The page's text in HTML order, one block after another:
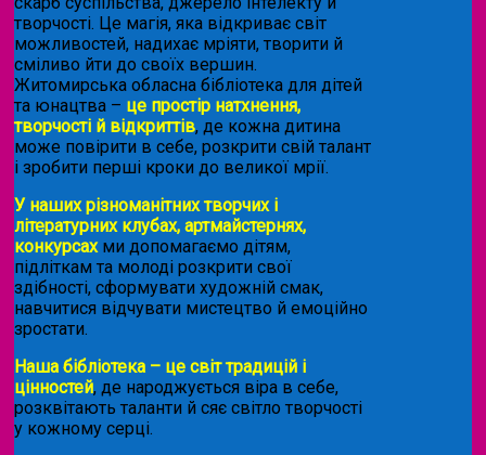
творчості. Це магія, яка відкриває світ
можливостей, надихає мріяти, творити й
сміливо йти до своїх вершин.
Житомирська обласна бібліотека для дітей
та юнацтва – це простір натхнення,
творчості й відкриттів, де кожна дитина
може повірити в себе, розкрити свій талант
і зробити перші кроки до великої мрії.
У наших різноманітних творчих і
літературних клубах, артмайстернях,
конкурсахми допомагаємо дітям,
підліткам та молоді розкрити свої
здібності, сформувати художній смак,
навчитися відчувати мистецтво й емоційно
зростати.
Наша бібліотека – це світ традицій і
цінностей, де народжується віра в себе,
розквітають таланти й сяє світло творчості
у кожному серці.